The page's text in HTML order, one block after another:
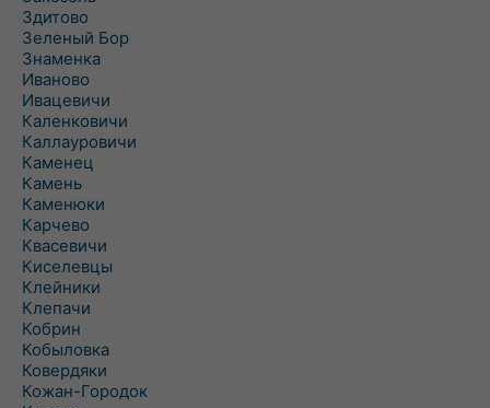
Здитово
Зеленый Бор
Знаменка
Иваново
Ивацевичи
Каленковичи
Каллауровичи
Каменец
Камень
Каменюки
Карчево
Квасевичи
Киселевцы
Клейники
Клепачи
Кобрин
Кобыловка
Ковердяки
Кожан-Городок